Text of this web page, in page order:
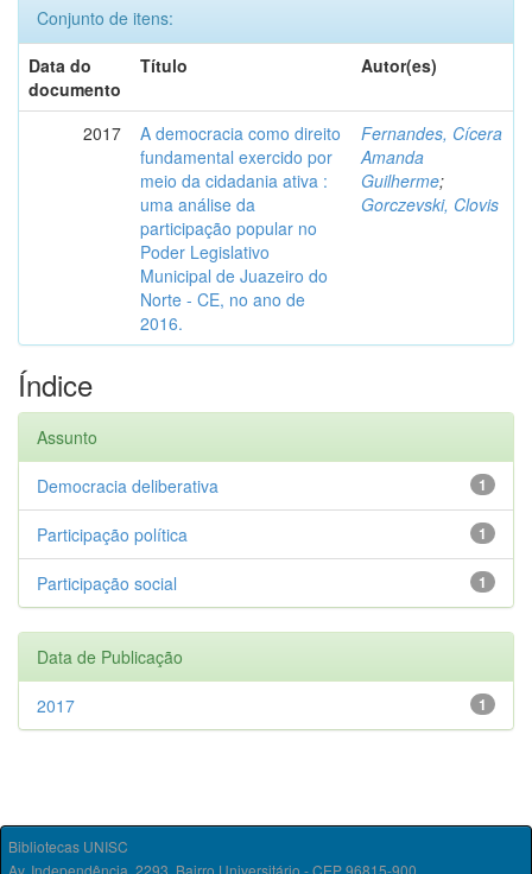
Conjunto de itens:
Data do
documento
Título Autor(es)
2017
A democracia como direito
fundamental exercido por
meio da cidadania ativa :
uma análise da
participação popular no
Poder Legislativo
Municipal de Juazeiro do
Norte - CE, no ano de
2016.
Fernandes, Cícera
Amanda
Guilherme;
Gorczevski, Clovis
Índice
Assunto
1
Democracia deliberativa
1
Participação política
1
Participação social
Data de Publicação
1
2017
Bibliotecas UNISC
Av. Independência, 2293, Bairro Universitário - CEP 96815-900